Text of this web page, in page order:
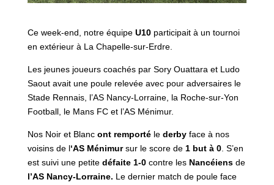
Ce week-end, notre équipe U10participait à un tournoi
en extérieur à La Chapelle-sur-Erdre.
Les jeunes joueurs coachés par Sory Ouattara et Ludo
Saout avait une poule relevée avec pour adversaires le
Stade Rennais, l’AS Nancy-Lorraine, la Roche-sur-Yon
Football, le Mans FC et l’AS Ménimur.
Nos Noir et Blanc ont remportéle derbyface à nos
voisins de l‘AS Ménimursur le score de 1 but à 0. S’en
est suivi une petite défaite 1-0contre les Nancéiens de
l’AS Nancy-Lorraine. Le dernier match de poule face